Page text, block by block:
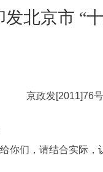
发北京市 “
京政发[2011]76号
们，请结合实际，